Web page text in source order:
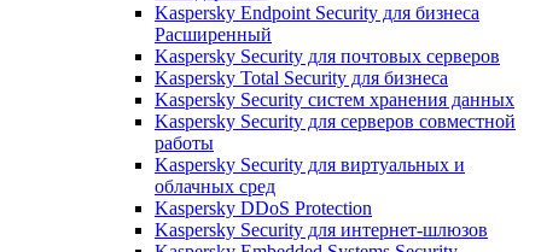
Kaspersky Endpoint Security для бизнеса
Расширенный
Kaspersky Security для почтовых серверов
Kaspersky Total Security для бизнеса
Kaspersky Security систем хранения данных
Kaspersky Security для серверов совместной
работы
Kaspersky Security для виртуальных и
облачных сред
Kaspersky DDoS Protection
Kaspersky Security для интернет-шлюзов